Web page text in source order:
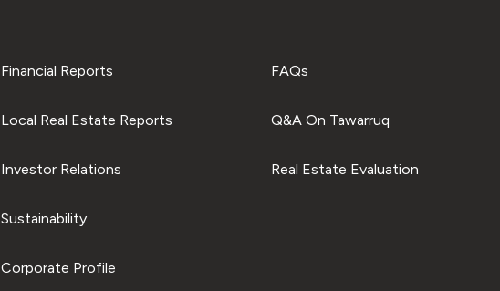
Financial Reports
Local Real Estate Reports
Investor Relations
Sustainability
Corporate Profile
FAQs
Q&A On Tawarruq
Real Estate Evaluation